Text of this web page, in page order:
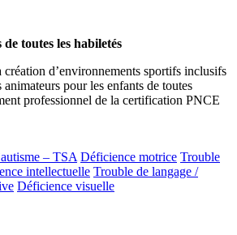
toutes les habiletés
d’environnements sportifs inclusifs
animateurs pour les enfants de toutes
professionnel de la certification PNCE
– TSA Déficience motrice Trouble
intellectuelle Trouble de langage /
Déficience visuelle